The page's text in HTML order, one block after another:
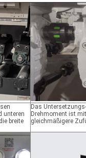
unteren
breite
Das
Drehmoment ist
gleichmäßigere